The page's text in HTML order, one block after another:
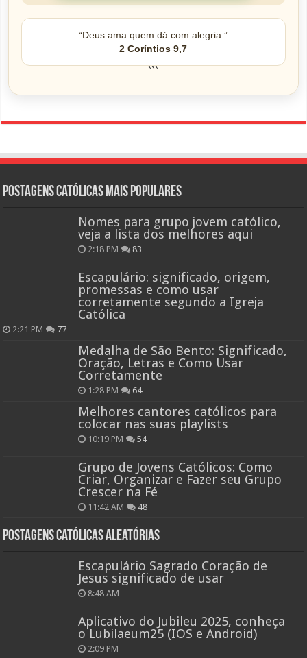
“Deus ama quem dá com alegria.”
2 Coríntios 9,7
```
Postagens católicas mais Populares
Nomes para grupo jovem católico,
veja a lista dos melhores aqui
2:18 PM 83
Escapulário: significado, origem,
promessas e como usar
corretamente segundo a Igreja
Católica
2:21 PM 77
Medalha de São Bento: Significado,
Oração, Letras e Como Usar
Corretamente
1:28 PM 64
Melhores cantores católicos para
colocar nas suas playlists
10:19 PM 54
Grupo de Jovens Católicos: Como
Criar, Organizar e Fazer seu Grupo
Crescer na Fé
11:42 AM 48
Postagens católicas aleatórias
Escapulário Sagrado Coração de
Jesus significado de usar
8:48 AM
Aplicativo do Jubileu 2025, conheça
o Lubilaeum25 (IOS e Android)
2:09 PM